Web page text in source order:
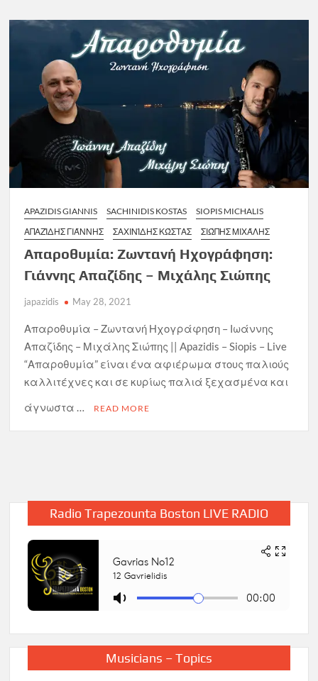
APAZIDIS GIANNIS SACHINIDIS KOSTAS
SIOPIS MICHALIS
ΑΠΑΖΊΔΗΣ ΓΙΆΝΝΗΣ
ΣΑΧΙΝΊΔΗΣ ΚΏΣΤΑΣ ΣΙΏΠΗΣ ΜΙΧΆΛΗΣ
Απαροθυμία: Ζωντανή Ηχογράφηση:
Γιάννης Απαζίδης – Μιχάλης Σιώπης
japazidis May 28, 2021
Απαροθυμία – Ζωντανή Ηχογράφηση – Ιωάννης
Απαζίδης – Μιχάλης Σιώπης || Apazidis – Siopis – Live
“Απαροθυμία” είναι ένα αφιέρωμα στους παλιούς
καλλιτέχνες και σε κυρίως παλιά ξεχασμένα και
άγνωστα …
READ MORE
Radio Trapezounta Boston LIVE RADIO
Musicians – Topics